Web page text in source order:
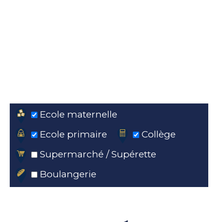
Ecole maternelle
Ecole primaire
Collège
Supermarché / Supérette
Boulangerie